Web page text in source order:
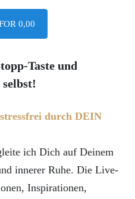
0,00
Taste und
durch DEIN
ich Dich auf Deinem
innerer Ruhe. Die Live-
Inspirationen,